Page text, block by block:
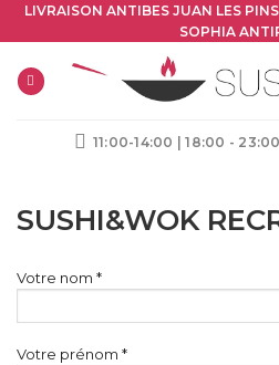
Skip
to
content
LIVRAISON ANTIBES JUAN LES
SOPHIA
11:00-14:00 | 18:00 - 23:00
SUSHI&WOK
Votre nom *
Votre prénom *